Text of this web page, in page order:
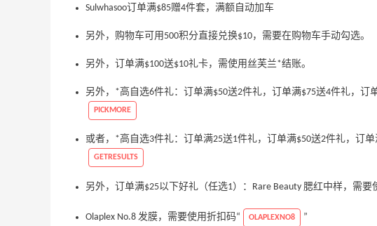
Sulwhasoo订单满$85赠4件套，满额自动加车
另外，购物车可用500积分直接兑换$10，需要在购物车手动勾选。
另外，订单满$100送$10礼卡，需使用丝芙兰*结账。
另外，*高自选6件礼：订单满$50送2件礼，订单满$75送4件礼，订
PICKMORE
或者，*高自选3件礼：订单满25送1件礼，订单满$50送2件礼，订
GETRESULTS
另外，订单满$25以下好礼（任选1）：Rare Beauty 腮红中样，需要
Olaplex No.8 发膜，需要使用折扣码“ OLAPLEXNO8 ”